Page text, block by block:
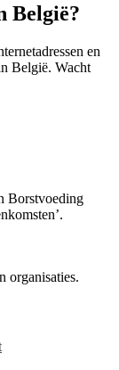
België?
en
België. Wacht
Borstvoeding
organisaties.